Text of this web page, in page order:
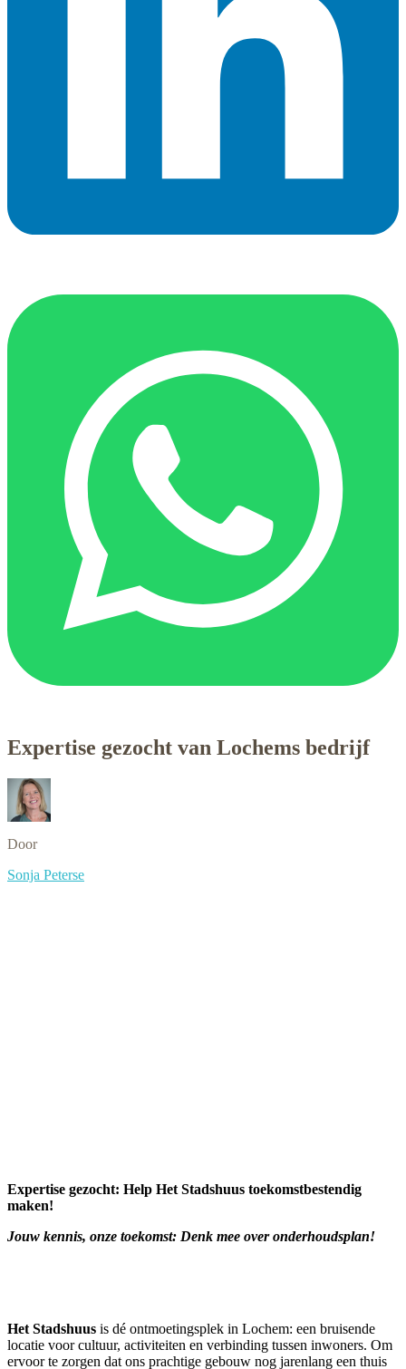
Expertise gezocht van Lochems bedrijf
Door
Sonja Peterse
Expertise gezocht: Help Het Stadshuus toekomstbestendig
maken!
Jouw kennis, onze toekomst: Denk mee over onderhoudsplan!
Het Stadshuus is dé ontmoetingsplek in Lochem: een bruisende
locatie voor cultuur, activiteiten en verbinding tussen inwoners. Om
ervoor te zorgen dat ons prachtige gebouw nog jarenlang een thuis